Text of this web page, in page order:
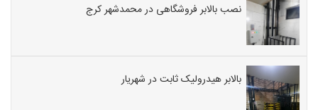
نصب بالابر فروشگاهی در محمدشهر کرج
بالابر هیدرولیک ثابت در شهریار